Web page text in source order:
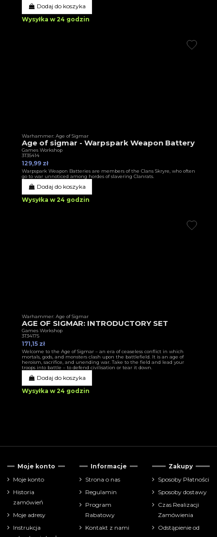
Dodaj do koszyka
Wysyłka w 24 godzin
Warhammer: Age of Sigmar
Age of sigmar - Warpspark Weapon Battery
Games Workshop
3T35414
129,99 zł
Warpspark Weapon Batteries are members of the Clans Skryre, who often
go to war unnoticed among hordes of slavering Clanrats.
Dodaj do koszyka
Wysyłka w 24 godzin
Warhammer: Age of Sigmar
AGE OF SIGMAR: INTRODUCTORY SET
Games Workshop
3T34175
171,15 zł
Welcome to the Age of Sigmar – an era of ceaseless conflict in which
mortals, gods, and monsters clash upon the battlefield. It is an age of
heroism, sacrifice, and unending war. Take to the field and lead your
troops into battle – to defend civilisation or tear it down.
Dodaj do koszyka
Wysyłka w 24 godzin
Moje konto
Moje konto
Historia
zamówień
Moje adresy
Instrukcja
Informacje
Strona o nas
Regulamin
Program
Rabatowy
Kontakt z nami
Zakupy
Sposoby Płatności
Sposoby dostawy
Czas Realizacji
Zamówienia
Odstąpienie od